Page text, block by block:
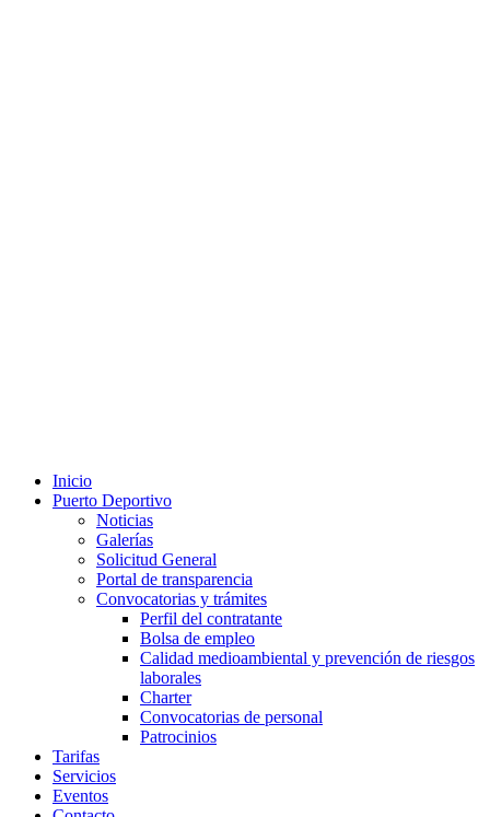
Inicio
Puerto Deportivo
Noticias
Galerías
Solicitud General
Portal de transparencia
Convocatorias y trámites
Perfil del contratante
Bolsa de empleo
Calidad medioambiental y prevención de riesgos
laborales
Charter
Convocatorias de personal
Patrocinios
Tarifas
Servicios
Eventos